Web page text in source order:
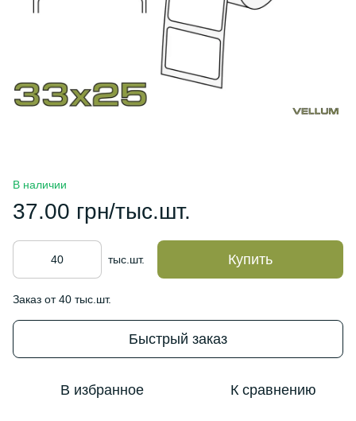
В наличии
37.00 грн/тыс.шт.
тыс.шт. Купить
Заказ от 40 тыс.шт.
Быстрый заказ
В избранное К сравнению